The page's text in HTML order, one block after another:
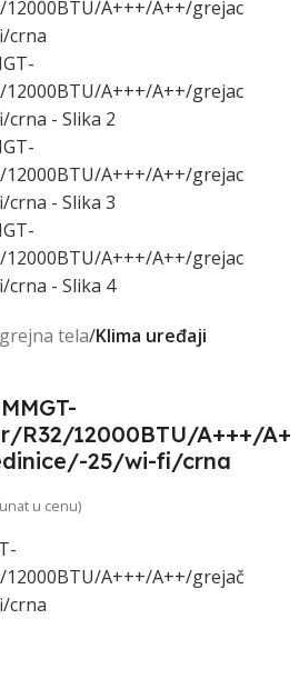
tela Klima uređaji
R32/12000BTU/A+++/A+
25/wi-fi/crna
u cenu)
A+++/A++/grejač
crna